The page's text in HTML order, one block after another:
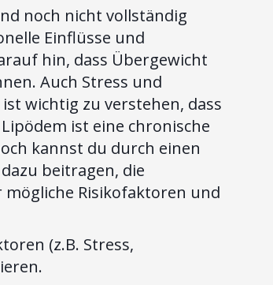
noch nicht vollständig
Einflüsse und
hin, dass Übergewicht
Auch Stress und
wichtig zu verstehen, dass
ist eine chronische
kannst du durch einen
beitragen, die
Risikofaktoren und
(z.B. Stress,